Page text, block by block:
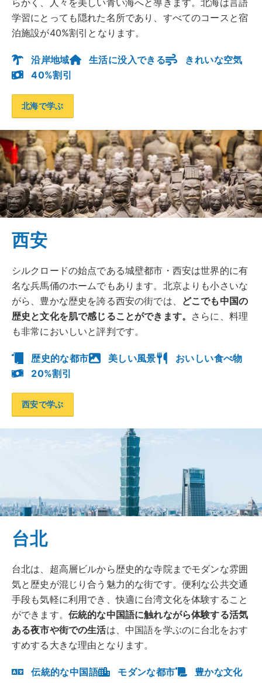
らかく、人々を美しい青い海へと導きます。北海は言語
学習にとっても隠れた名所であり、すべてのコースと宿
泊施設が40%割引となります。
沿岸地域 生活に没入できる
きれいな空気
40%割引
北海で学ぶ
西安
シルクロードの始点である城壁都市・西安は世界的に有
名な兵馬俑のホームでもあります。北京よりも小さいな
がら、豊かな歴史を誇る西安の街では、
どこでも中国の
歴史と文化を肌で感じることができます。 さらに、料理
も非常においしいと評判です。
歴史的な都市 美しい風景
おいしい食べ物
20%割引
西安で学ぶ
台北
台北は、超高層ビルから歴史的な寺院までモダンな雰囲
気と歴史が混じり合う魅力的な街です。便利な公共交通
手段も気軽に利用でき、快適に台湾文化を体験すること
ができます。 伝統的な中国語に触れながら体験する活気
ある夜市や街での生活は、中国語を学ぶのに台北をおす
すめする大きな理由となります。
伝統的な中国語 モダンな都市 豊かな文化